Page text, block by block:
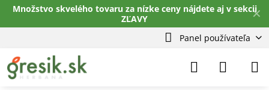
✕
Množstvo skvelého tovaru za nízke ceny nájdete aj v sekcii
ZĽAVY
Panel používateľa